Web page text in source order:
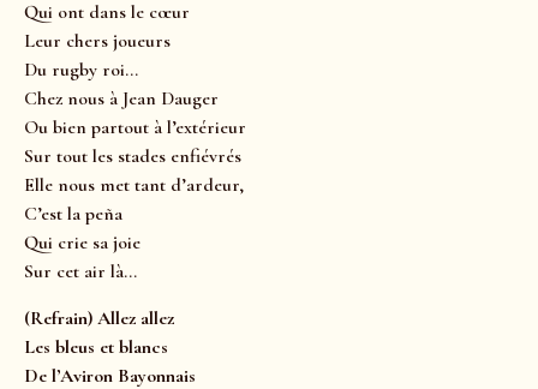
Qui ont dans le cœur
Leur chers joueurs
Du rugby roi…
Chez nous à Jean Dauger
Ou bien partout à l’extérieur
Sur tout les stades enfiévrés
Elle nous met tant d’ardeur,
C’est la peña
Qui crie sa joie
Sur cet air là…
(Refrain) Allez allez
Les bleus et blancs
De l’Aviron Bayonnais